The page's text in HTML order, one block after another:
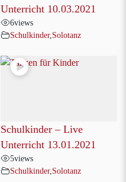
Unterricht 10.03.2021
6views
Schulkinder, Solotanz
Schulkinder – Live
Unterricht 13.01.2021
5views
Schulkinder, Solotanz